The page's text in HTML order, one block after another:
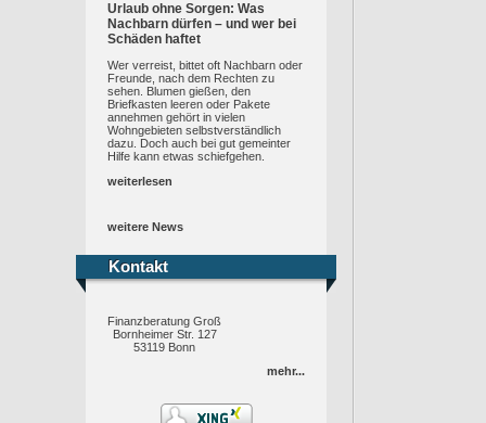
Urlaub ohne Sorgen: Was
Nachbarn dürfen – und wer bei
Schäden haftet
Wer verreist, bittet oft Nachbarn oder
Freunde, nach dem Rechten zu
sehen. Blumen gießen, den
Briefkasten leeren oder Pakete
annehmen gehört in vielen
Wohngebieten selbstverständlich
dazu. Doch auch bei gut gemeinter
Hilfe kann etwas schiefgehen.
weiterlesen
weitere News
Kontakt
Kontakt
Finanzberatung Groß
Bornheimer Str. 127
53119 Bonn
mehr...